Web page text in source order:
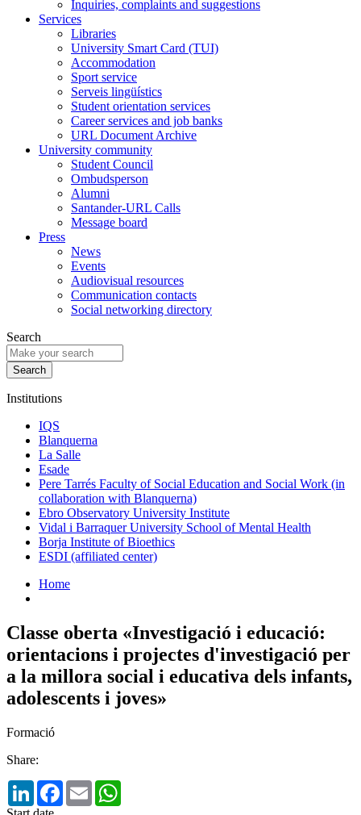
Inquiries, complaints and suggestions
Services
Libraries
University Smart Card (TUI)
Accommodation
Sport service
Serveis lingüístics
Student orientation services
Career services and job banks
URL Document Archive
University community
Student Council
Ombudsperson
Alumni
Santander-URL Calls
Message board
Press
News
Events
Audiovisual resources
Communication contacts
Social networking directory
Search
Institutions
IQS
Blanquerna
La Salle
Esade
Pere Tarrés Faculty of Social Education and Social Work (in
collaboration with Blanquerna)
Ebro Observatory University Institute
Vidal i Barraquer University School of Mental Health
Borja Institute of Bioethics
ESDI (affiliated center)
Home
Classe oberta «Investigació i educació:
orientacions i projectes d'investigació per
a la millora social i educativa dels infants,
adolescents i joves»
Formació
Share:
LinkedInFacebook
Email